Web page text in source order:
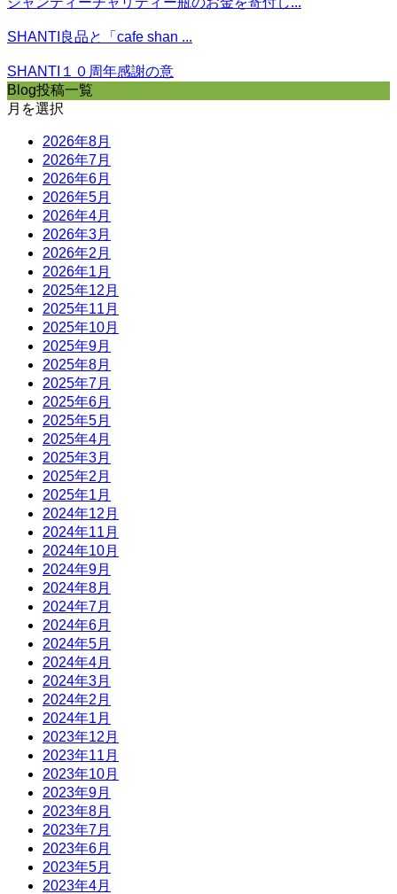
SHANTI良品と「cafe shan ...
SHANTI１０周年感謝の意
Blog投稿一覧
月を選択
2026年8月
2026年7月
2026年6月
2026年5月
2026年4月
2026年3月
2026年2月
2026年1月
2025年12月
2025年11月
2025年10月
2025年9月
2025年8月
2025年7月
2025年6月
2025年5月
2025年4月
2025年3月
2025年2月
2025年1月
2024年12月
2024年11月
2024年10月
2024年9月
2024年8月
2024年7月
2024年6月
2024年5月
2024年4月
2024年3月
2024年2月
2024年1月
2023年12月
2023年11月
2023年10月
2023年9月
2023年8月
2023年7月
2023年6月
2023年5月
2023年4月